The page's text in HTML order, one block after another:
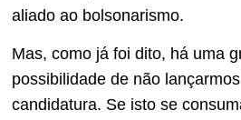
aliado ao bolsonarismo.
Mas, como já foi dito, há uma
possibilidade de não lançarmos
candidatura. Se isto se